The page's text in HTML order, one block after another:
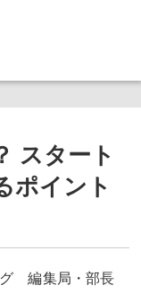
益を上げるポイント
スタート
ポイント
グ 編集局・部長